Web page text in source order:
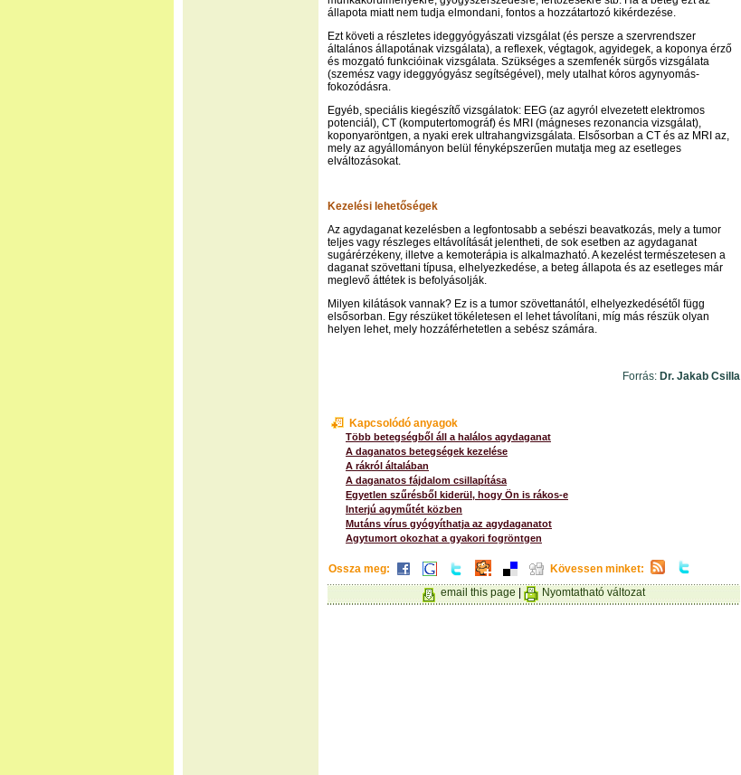
állapota miatt nem tudja elmondani, fontos a hozzátartozó kikérdezése.
Ezt követi a részletes ideggyógyászati vizsgálat (és persze a szervrendszer
általános állapotának vizsgálata), a reflexek, végtagok, agyidegek, a koponya érző
és mozgató funkcióinak vizsgálata. Szükséges a szemfenék sürgős vizsgálata
(szemész vagy ideggyógyász segítségével), mely utalhat kóros agynyomás-
fokozódásra.
Egyéb, speciális kiegészítő vizsgálatok: EEG (az agyról elvezetett elektromos
potenciál), CT (komputertomográf) és MRI (mágneses rezonancia vizsgálat),
koponyaröntgen, a nyaki erek ultrahangvizsgálata. Elsősorban a CT és az MRI az,
mely az agyállományon belül fényképszerűen mutatja meg az esetleges
elváltozásokat.
Kezelési lehetőségek
Az agydaganat kezelésben a legfontosabb a sebészi beavatkozás, mely a tumor
teljes vagy részleges eltávolítását jelentheti, de sok esetben az agydaganat
sugárérzékeny, illetve a kemoterápia is alkalmazható. A kezelést természetesen a
daganat szövettani típusa, elhelyezkedése, a beteg állapota és az esetleges már
meglevő áttétek is befolyásolják.
Milyen kilátások vannak? Ez is a tumor szövettanától, elhelyezkedésétől függ
elsősorban. Egy részüket tökéletesen el lehet távolítani, míg más részük olyan
helyen lehet, mely hozzáférhetetlen a sebész számára.
Forrás: Dr. Jakab Csilla
Kapcsolódó anyagok
Több betegségből áll a halálos agydaganat
A daganatos betegségek kezelése
A rákról általában
A daganatos fájdalom csillapítása
Egyetlen szűrésből kiderül, hogy Ön is rákos-e
Interjú agyműtét közben
Mutáns vírus gyógyíthatja az agydaganatot
Agytumort okozhat a gyakori fogröntgen
Ossza meg:
Kövessen minket:
email this page
Nyomtatható változat